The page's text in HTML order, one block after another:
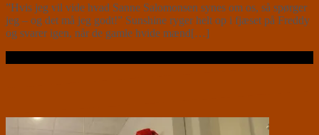
”Hvis jeg vil vide hvad Sanne Salomonsen synes om os, så spørger
jeg – og det må jeg godt!” Sunshine ryger helt op i fjæset på Freddy
og svarer igen, når de gamle hvide mænd[…]